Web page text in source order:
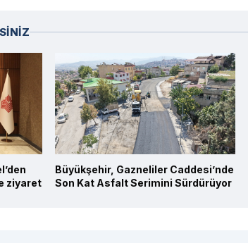
ziyaret
Büyükşehir, Gazneliler Caddesi’nde
Son Kat Asfalt Serimini Sürdürüyor